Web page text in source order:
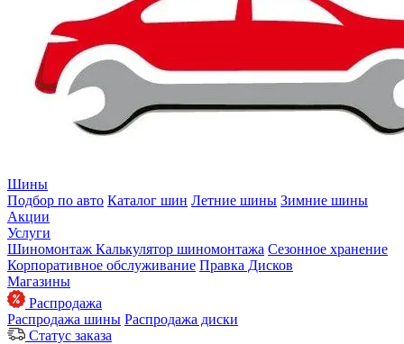
Шины
Подбор по авто Каталог шин Летние шины Зимние шины
Акции
Услуги
Шиномонтаж Калькулятор шиномонтажа Сезонное хранение
Корпоративное обслуживание Правка Дисков
Магазины
Распродажа
Распродажа шины Распродажа диски
Статус заказа